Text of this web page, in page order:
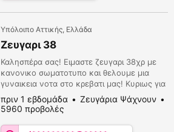
Υπόλοιπο Αττικής, Ελλάδα
Ζευγαρι 38
Καλησπέρα σας! Ειμαστε ζευγαρι 38χρ με
κανονικο σωματοτυπο και θελουμε μια
γυναικεια νοτα στο κρεβατι μας! Κυριως για
νεα εμπειρια στη γυναικα του ζευγαριου η
οποια δεν εχει, αλλα θελει να αποκτησει.
Θα θελαμε αισθησιακο παιχνίδι κυρίως
γυναικων.. Ζευγάρια κάτω απο
πριν 1 εβδομάδα
Ζευγάρια Ψάχνουν
5960 προβολές